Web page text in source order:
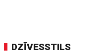
DZĪVESSTILS